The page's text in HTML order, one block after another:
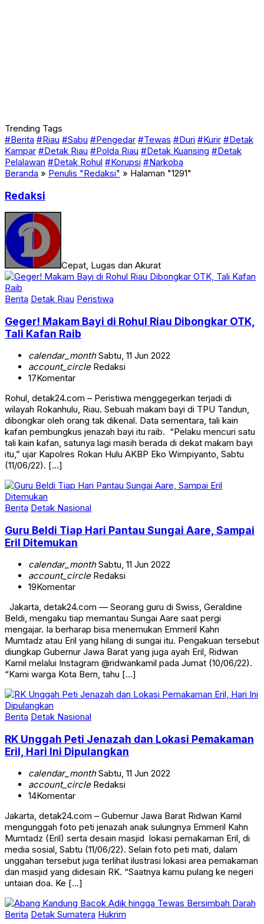
Trending Tags
#Berita #Riau #Sabu #Pengedar #Tewas #Duri #Kurir #Detak
Kampar #Detak Riau #Polda Riau #Detak Kuansing #Detak
Pelalawan #Detak Rohul #Korupsi #Narkoba
Beranda » Penulis "Redaksi" » Halaman "1291"
Redaksi
Cepat, Lugas dan Akurat
Berita Detak Riau Peristiwa
Geger! Makam Bayi di Rohul Riau Dibongkar OTK,
Tali Kafan Raib
calendar_monthSabtu, 11 Jun 2022
account_circleRedaksi
17Komentar
Rohul, detak24.com – Peristiwa menggegerkan terjadi di
wilayah Rokanhulu, Riau. Sebuah makam bayi di TPU Tandun,
dibongkar oleh orang tak dikenal. Data sementara, tali kain
kafan pembungkus jenazah bayi itu raib. “Pelaku mencuri satu
tali kain kafan, satunya lagi masih berada di dekat makam bayi
itu,” ujar Kapolres Rokan Hulu AKBP Eko Wimpiyanto, Sabtu
(11/06/22). […]
Berita Detak Nasional
Guru Beldi Tiap Hari Pantau Sungai Aare, Sampai
Eril Ditemukan
calendar_monthSabtu, 11 Jun 2022
account_circleRedaksi
19Komentar
Jakarta, detak24.com — Seorang guru di Swiss, Geraldine
Beldi, mengaku tiap memantau Sungai Aare saat pergi
mengajar. Ia berharap bisa menemukan Emmeril Kahn
Mumtadz atau Eril yang hilang di sungai itu. Pengakuan tersebut
diungkap Gubernur Jawa Barat yang juga ayah Eril, Ridwan
Kamil melalui Instagram @ridwankamil pada Jumat (10/06/22).
“Kami warga Kota Bern, tahu […]
Berita Detak Nasional
RK Unggah Peti Jenazah dan Lokasi Pemakaman
Eril, Hari Ini Dipulangkan
calendar_monthSabtu, 11 Jun 2022
account_circleRedaksi
14Komentar
Jakarta, detak24.com – Gubernur Jawa Barat Ridwan Kamil
mengunggah foto peti jenazah anak sulungnya Emmeril Kahn
Mumtadz (Eril) serta desain masjid lokasi pemakaman Eril, di
media sosial, Sabtu (11/06/22). Selain foto peti mati, dalam
unggahan tersebut juga terlihat ilustrasi lokasi area pemakaman
dan masjid yang didesain RK. “Saatnya kamu pulang ke negeri
untaian doa. Ke […]
Berita Detak Sumatera Hukrim